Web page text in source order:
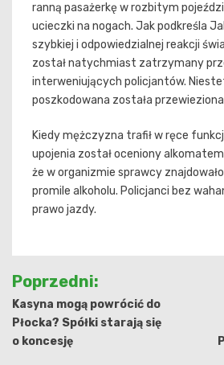
ranną pasażerkę w rozbitym
ucieczki na nogach. Jak podkreśla
szybkiej i odpowiedzialnej reakcji
został natychmiast zatrzymany
interweniujących policjantów.
poszkodowana została
Kiedy mężczyzna trafił w ręce
upojenia został oceniony
że w organizmie sprawcy
promile alkoholu. Policjanci bez
prawo jazdy.
Nawigacja
wpisu
Poprzedni:
Kasyna mogą powrócić do
Płocka? Spółki starają się
o koncesję